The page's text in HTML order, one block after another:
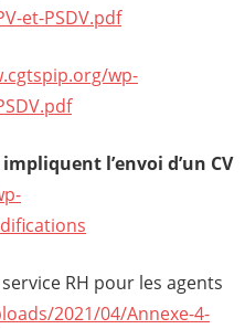
et-PSDV.pdf
wp-
l’envoi d’un CV
RH pour les agents
2021/04/Annexe-4-